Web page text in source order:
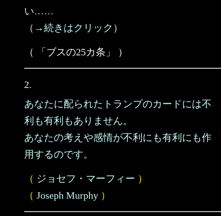
い……
（→続きはクリック）
（ 「ブスの25カ条」 ）
2.
あなたに配られたトランプのカードには不
利も有利もありません。
あなたの考えや感情が不利にも有利にも作
用するのです。
（ ジョセフ・マーフィー ）
（ Joseph Murphy ）